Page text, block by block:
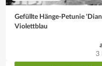
Gefüllte Hänge-Petunie
Violettblau
3